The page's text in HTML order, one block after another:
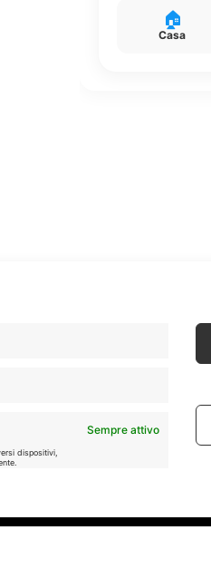
Sempre attivo
dispositivi,
e
Sempre attivo
🏠
Casa
Chi Siamo|Contattaci